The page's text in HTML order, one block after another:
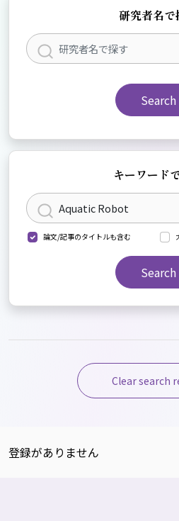
研究者名で
Search
キーワード
論文/記事のタイトルも含む
Search
Clear search
登録がありません